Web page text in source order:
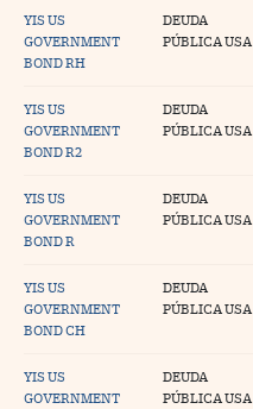
YIS US
GOVERNMENT
BOND RH
DEUDA
PÚBLICA USA
YIS US
GOVERNMENT
BOND R2
DEUDA
PÚBLICA USA
YIS US
GOVERNMENT
BOND R
DEUDA
PÚBLICA USA
YIS US
GOVERNMENT
BOND CH
DEUDA
PÚBLICA USA
YIS US
GOVERNMENT
DEUDA
PÚBLICA USA